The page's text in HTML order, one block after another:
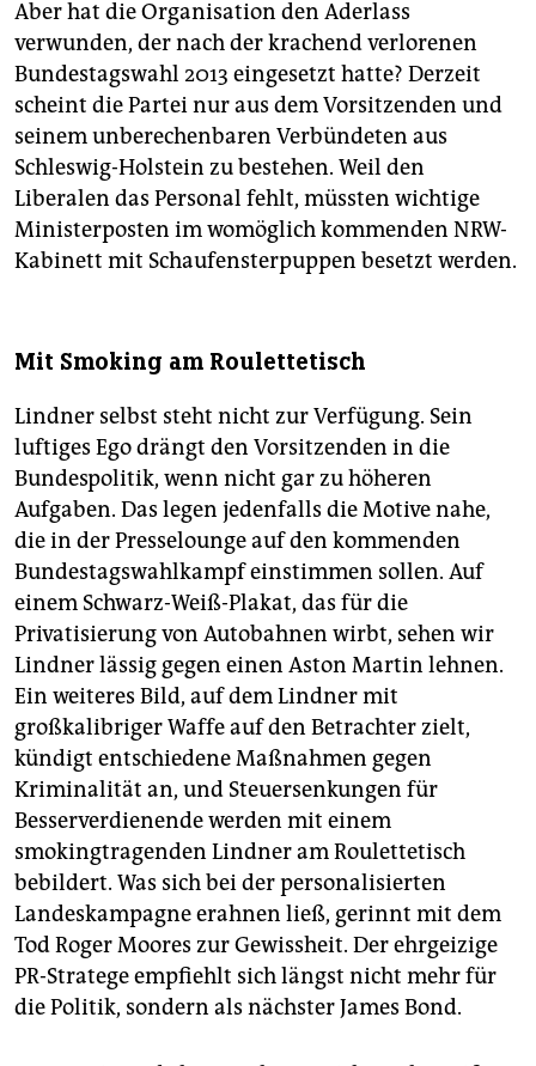
Aber hat die Organisation den Aderlass
verwunden, der nach der krachend verlorenen
Bundestagswahl 2013 eingesetzt hatte? Derzeit
scheint die Partei nur aus dem Vorsitzenden und
seinem unberechenbaren Verbündeten aus
Schleswig-Holstein zu bestehen. Weil den
Liberalen das Personal fehlt, müssten wichtige
Ministerposten im womöglich kommenden NRW-
Kabinett mit Schaufensterpuppen besetzt werden.
Mit Smoking am Roulettetisch
Lindner selbst steht nicht zur Verfügung. Sein
luftiges Ego drängt den Vorsitzenden in die
Bundespolitik, wenn nicht gar zu höheren
Aufgaben. Das legen jedenfalls die Motive nahe,
die in der Presselounge auf den kommenden
Bundestagswahlkampf einstimmen sollen. Auf
einem Schwarz-Weiß-Plakat, das für die
Privatisierung von Autobahnen wirbt, sehen wir
Lindner lässig gegen einen Aston Martin lehnen.
Ein weiteres Bild, auf dem Lindner mit
großkalibriger Waffe auf den Betrachter zielt,
kündigt entschiedene Maßnahmen gegen
Kriminalität an, und Steuersenkungen für
Besserverdienende werden mit einem
smokingtragenden Lindner am Roulettetisch
bebildert. Was sich bei der personalisierten
Landeskampagne erahnen ließ, gerinnt mit dem
Tod Roger Moores zur Gewissheit. Der ehrgeizige
PR-Stratege empfiehlt sich längst nicht mehr für
die Politik, sondern als nächster James Bond.